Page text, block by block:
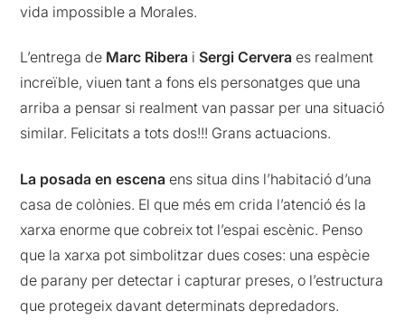
vida impossible a Morales.
L’entrega de Marc Ribera iSergi Cervera es realment
increïble, viuen tant a fons els personatges que una
arriba a pensar si realment van passar per una situació
similar. Felicitats a tots dos!!! Grans actuacions.
La posada en escena ens situa dins l’habitació d’una
casa de colònies. El que més em crida l’atenció és la
xarxa enorme que cobreix tot l’espai escènic. Penso
que la xarxa pot simbolitzar dues coses: una espècie
de parany per detectar i capturar preses, o l’estructura
que protegeix davant determinats depredadors.